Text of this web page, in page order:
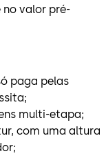
valor pré-
paga pelas
multi-etapa;
com uma altura